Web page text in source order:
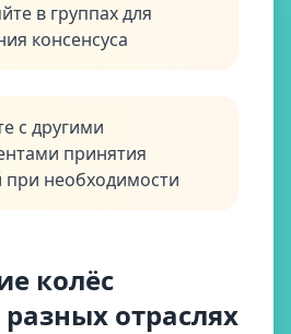
в группах для
консенсуса
с другими
принятия
необходимости
колёс
отраслях